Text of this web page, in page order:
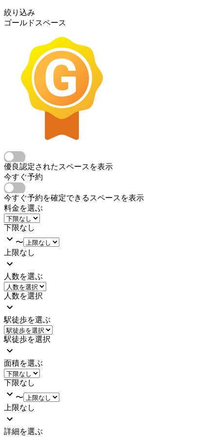
絞り込み
ゴールドスペース
優良認定されたスペースを表示
今すぐ予約
今すぐ予約を確定できるスペースを表示
料金を選ぶ
下限なし
〜
上限なし
人数を選ぶ
人数を選択
駅徒歩を選ぶ
駅徒歩を選択
面積を選ぶ
下限なし
〜
上限なし
詳細を選ぶ